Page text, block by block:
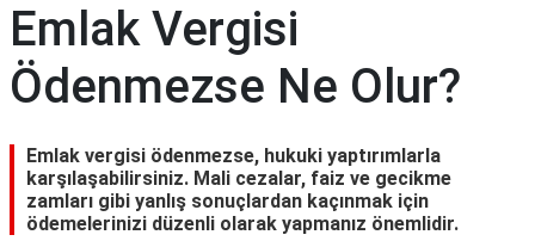
RÜYA
TABİRLERİ
GEZİLECEK
BLOG
Emlak Vergisi
Ödenmezse Ne Olur?
Emlak vergisi ödenmezse, hukuki yaptırımlarla
karşılaşabilirsiniz. Mali cezalar, faiz ve gecikme
zamları gibi yanlış sonuçlardan kaçınmak için
ödemelerinizi düzenli olarak yapmanız önemlidir.